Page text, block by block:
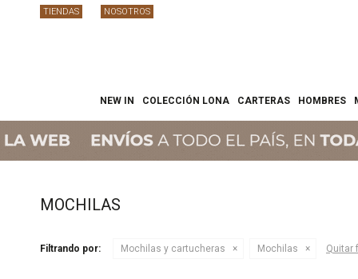
NEW IN COLECCIÓN LONA CARTERAS HOMBRES
TIENDAS NOSOTROS
MOCHILAS
Filtrando por: Mochilas y cartucheras Mochilas Quitar